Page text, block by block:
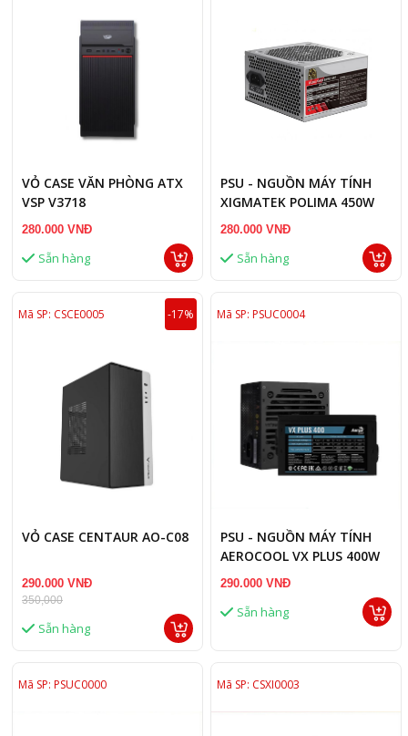
VỎ CASE VĂN PHÒNG ATX
VSP V3718
280.000 VNĐ
Sẵn hàng
PSU - NGUỒN MÁY TÍNH
XIGMATEK POLIMA 450W
M12-600 EN42685 (CŨ)
280.000 VNĐ
Sẵn hàng
Mã SP: CSCE0005 -17%
VỎ CASE CENTAUR AO-C08
290.000 VNĐ
350,000
Sẵn hàng
Mã SP: PSUC0004
PSU - NGUỒN MÁY TÍNH
AEROCOOL VX PLUS 400W
(CŨ)
290.000 VNĐ
Sẵn hàng
Mã SP: PSUC0000 Mã SP: CSXI0003